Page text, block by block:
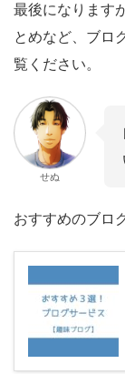
最後になります
とめなど、ブロ
覧ください。
せぬ
おすすめのブロ